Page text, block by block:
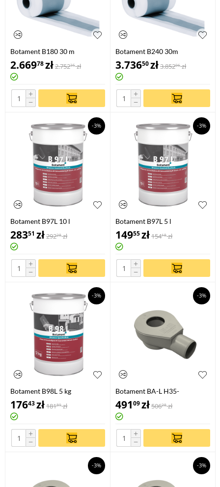
Botament B180 30 m
2.66978zł2.75235 zł
+
−
Botament B240 30m
3.73650zł3.85206 zł
+
−
-3%
Botament B97L 10 l
28351 zł29228 zł
+
−
-3%
Botament B97L 5 l
14955zł15418 zł
+
−
-3%
Botament B98L 5 kg
17643zł18189 zł
+
−
-3%
Botament BA-L H35-
HORIZONTAL
49109zł50628 zł
+
−
-3% -3%